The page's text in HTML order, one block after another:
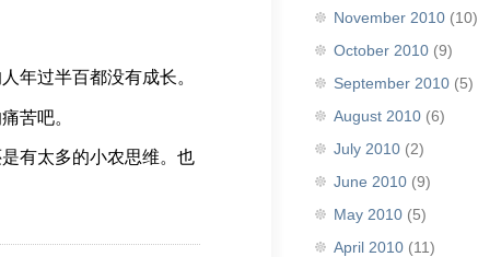
年过半百都没有成长。
苦吧。
有太多的小农思维。也
November 2010 (10)
October 2010 (9)
September 2010 (5)
August 2010 (6)
July 2010 (2)
June 2010 (9)
May 2010 (5)
April 2010 (11)